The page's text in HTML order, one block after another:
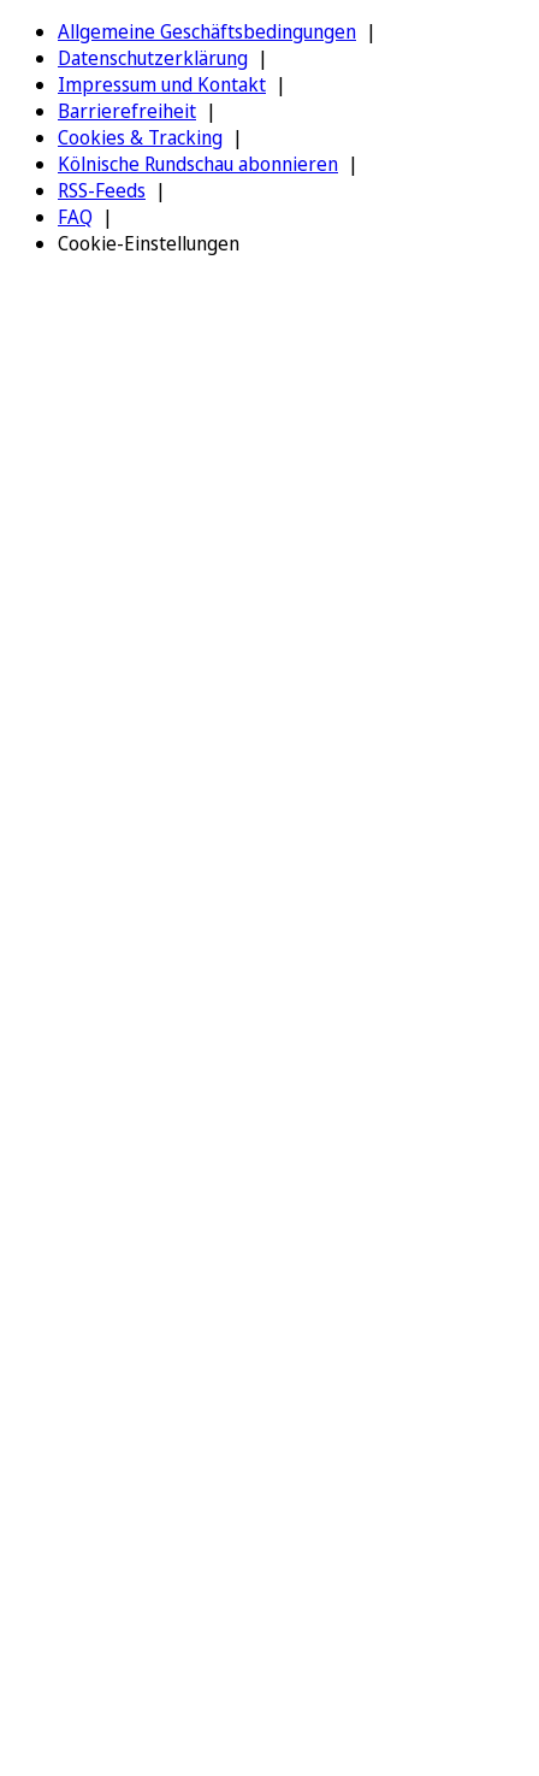
Allgemeine Geschäftsbedingungen
Datenschutzerklärung
Impressum und Kontakt
Barrierefreiheit
Cookies & Tracking
Kölnische Rundschau abonnieren
RSS-Feeds
FAQ
Cookie-Einstellungen